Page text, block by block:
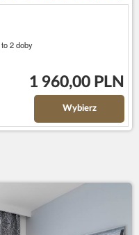
2 doby
1 960,00 PLN
Wybierz